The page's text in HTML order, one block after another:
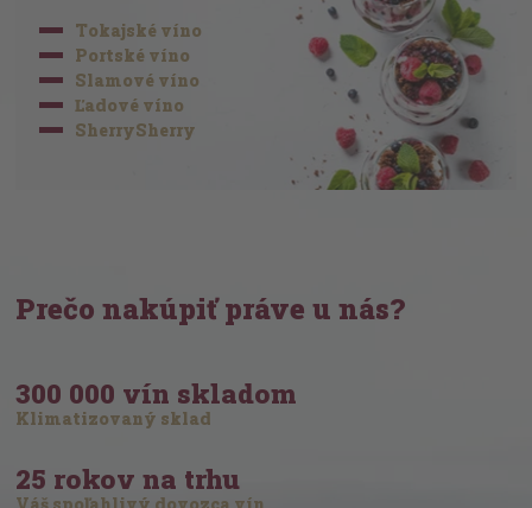
Tokajské víno
Portské víno
Slamové víno
Ľadové víno
SherrySherry
Prečo nakúpiť práve u nás?
300 000 vín skladom
Klimatizovaný sklad
25 rokov na trhu